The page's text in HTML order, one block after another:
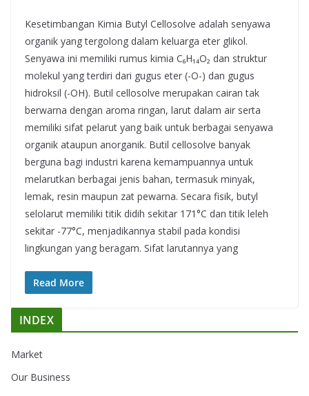
Kesetimbangan Kimia Butyl Cellosolve adalah senyawa
organik yang tergolong dalam keluarga eter glikol.
Senyawa ini memiliki rumus kimia C₆H₁₄O₂ dan struktur
molekul yang terdiri dari gugus eter (-O-) dan gugus
hidroksil (-OH). Butil cellosolve merupakan cairan tak
berwarna dengan aroma ringan, larut dalam air serta
memiliki sifat pelarut yang baik untuk berbagai senyawa
organik ataupun anorganik. Butil cellosolve banyak
berguna bagi industri karena kemampuannya untuk
melarutkan berbagai jenis bahan, termasuk minyak,
lemak, resin maupun zat pewarna. Secara fisik, butyl
selolarut memiliki titik didih sekitar 171°C dan titik leleh
sekitar -77°C, menjadikannya stabil pada kondisi
lingkungan yang beragam. Sifat larutannya yang
Read More
INDEX
Market
Our Business